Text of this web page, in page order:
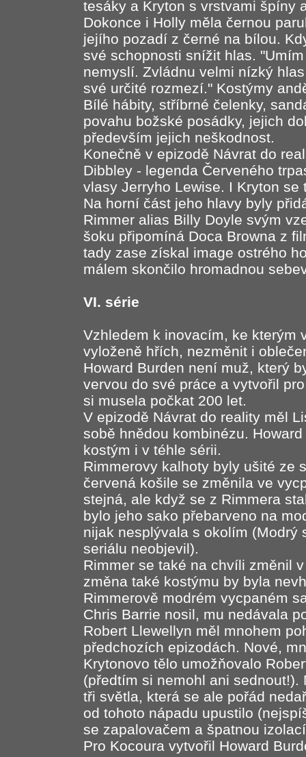
tesáky a Kryton s vrstvami špíny
Dokonce i Holly měla černou
jejího pozadí z černé na bílou.
své schopnosti snížit hlas.
nemyslí. Zvládnu velmi nízký
své určité rozmezí." Kostýmy
Bílé hábity, stříbrné čelenky,
povahu božské posádky, jejich
především jejich neškodnost.
Konečně v epizodě Návrat do
Dibbley - legenda Červeného
vlasy Jerryho Lewise. I Kryton
Na horní část jeho hlavy byly
Rimmer alias Billy Doyle svým
šoku připomíná Doca Browna z
tady zase získal image ostrého
málem skončilo hromadnou
VI. série
Vzhledem k inovacím, ke kterým
vyloženě hřích, nezměnit i
Howard Burden není muž, který
vervou do své práce a vytvořil
si musela počkat 200 let.
V epizodě Návrat do reality měl
sobě hnědou kombinézu.
kostým i v téhle sérii.
Rimmerovy kalhoty byly ušité ze
červená košile se změnila ve
stejná, ale když se z Rimmera
bylo jeho sako přebarveno na
nijak nesplývala s okolím (Modrý
seriálu neobjevil).
Rimmer se také na chvíli změnil
změna také kostýmu by byla
Rimmerově modrém vycpaném
Chris Barrie nosil, mu nedávala
Robert Llewellyn měl mnohem
předchozích epizodách. Nové,
Krytonovo tělo umožňovalo
(předtím si nemohl ani
tři světla, která se ale pořád
od tohoto nápadu upustilo
se zapalovačem a špatnou
Pro Kocoura vytvořil Howard